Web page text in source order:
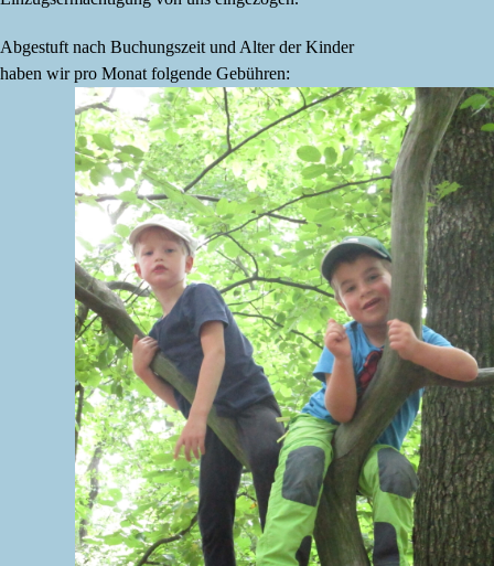
Abgestuft nach Buchungszeit und Alter der Kinder
haben wir pro Monat folgende Gebühren: